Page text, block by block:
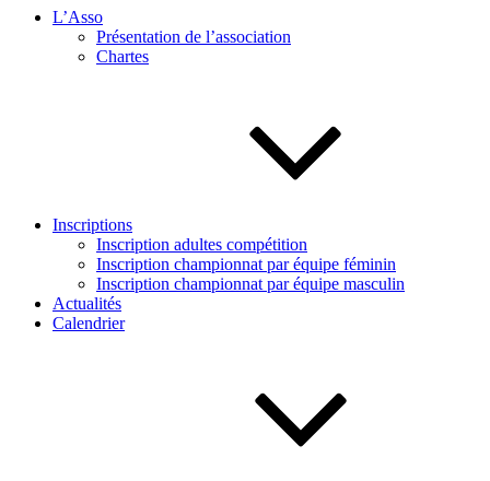
L’Asso
Présentation de l’association
Chartes
Inscriptions
Inscription adultes compétition
Inscription championnat par équipe féminin
Inscription championnat par équipe masculin
Actualités
Calendrier